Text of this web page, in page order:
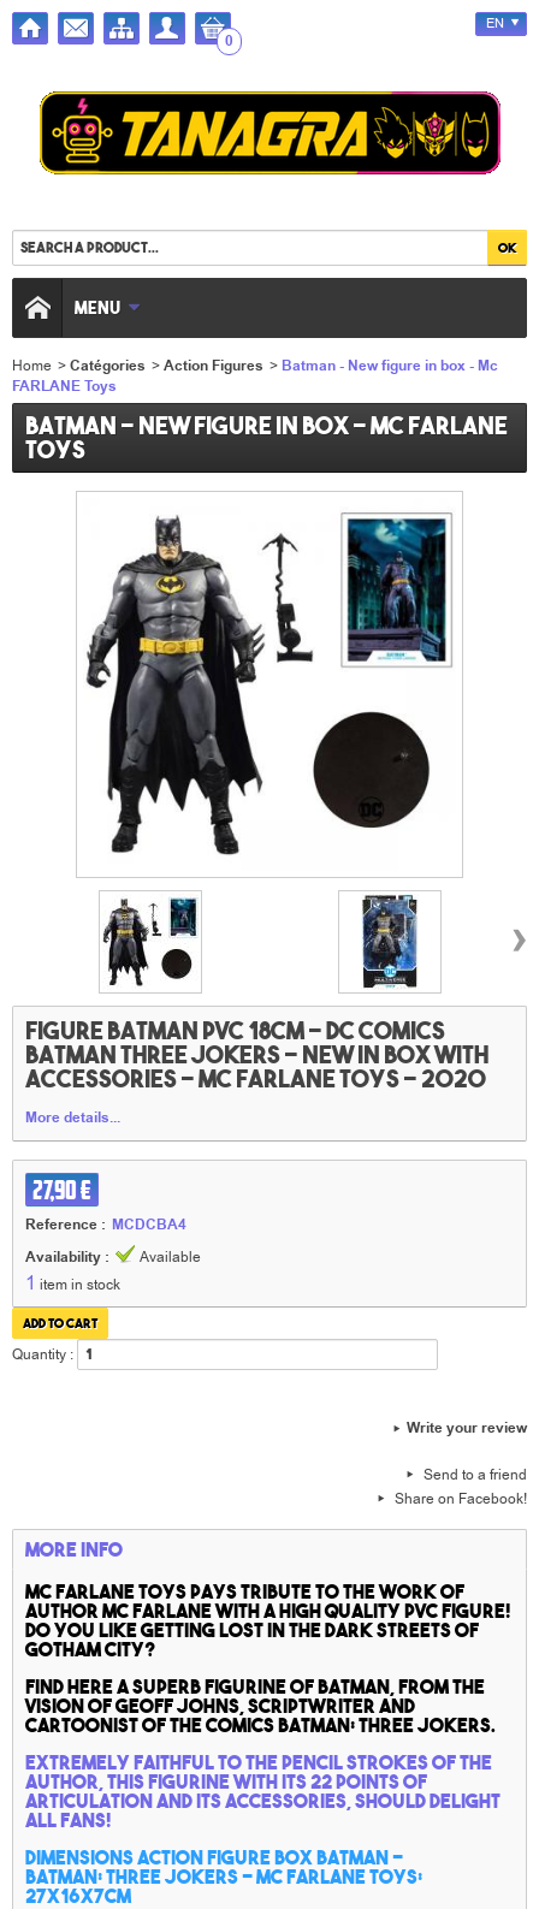
0
EN
MENU
Home >Catégories >Action Figures > Batman - New figure in box - Mc
FARLANE Toys
Batman - New figure in box - Mc FARLANE
Toys
›
Figure Batman PVC 18cm– DC COMICS
BATMAN Three jokers – new in box with
accessories - Mc FARLANE TOYS - 2020
More details...
27,90 €
Reference : MCDCBA4
Availability :
Available
1 item in stock
Quantity :
Write your review
Send to a friend
Share on Facebook!
More info
Mc FARLANE TOYSpays tribute to the work of
author Mc farlane with a high quality PVC figure!
Do you like getting lost in the dark streets of
GOTHAM CITY?
Find here a superb figurine of Batman, from the
vision of Geoff johns, scriptwriter and
cartoonist of the comics BATMAN: Three jokers.
Extremely faithful to the pencil strokes of the
author, this figurine with its 22 points of
articulation and its accessories, should delight
all fans!
Dimensions action figure box Batman -
BATMAN: Three jokers - Mc FARLANE TOYS:
27x16x7cm